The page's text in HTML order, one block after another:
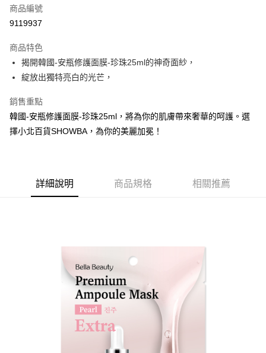
超商取貨付款
Apple Pay
街口支付
悠遊付
Google Pay
AFTEE先享後付是「在收到商品之後才付款」的支付方式。 讓您購物簡單
便利好安心！
１．於結帳方式選擇「AFTEE先享後付」後，將跳轉至「AFTEE先享後付」
結帳頁面，進行簡訊認證並確認金額後，即可完成結帳。
２．訂單成立數日內，您將收到繳費通知簡訊。
３．收到繳費通知簡訊後14天內，點擊此簡訊中的連結，可透過四大超商／
ATM／網路銀行／等多元方式進行付款，方視為交易完成。
※ 請注意：結帳手續完成當下不需立刻繳費，但若您需要取消訂單，請聯絡
購買商品的店家。未經商家同意取消之訂單仍視為有效，需透過AFTEE先享
※ 交易是否成功請以「AFTEE先享後付 」之結帳頁面顯示為準，若有關於
ATM付款
每筆NT$60，滿NT$599(含以上)免運費
付款後全家取貨
每筆NT$60，滿NT$599(含以上)免運費
每筆NT$60，滿NT$599(含以上)免運費
商品編號
9119937
商品特色
揭開韓國-安瓶修護面膜-珍珠25ml的神奇面紗，
綻放出獨特亮白的光芒，
銷售重點
韓國-安瓶修護面膜-珍珠25ml，將為你的肌膚帶來奢華的呵護。選
擇小北百貨SHOWBA，為你的美麗加冕！
詳細說明 商品規格 相關推薦